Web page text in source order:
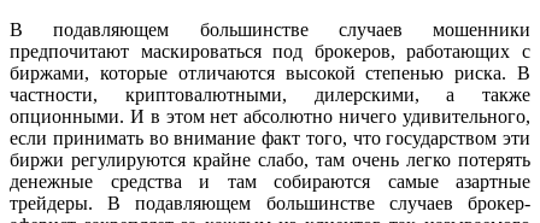
В подавляющем большинстве случаев мошенники
предпочитают маскироваться под брокеров, работающих с
биржами, которые отличаются высокой степенью риска. В
частности, криптовалютными, дилерскими, а также
опционными. И в этом нет абсолютно ничего удивительного,
если принимать во внимание факт того, что государством эти
биржи регулируются крайне слабо, там очень легко потерять
денежные средства и там собираются самые азартные
трейдеры. В подавляющем большинстве случаев брокер-